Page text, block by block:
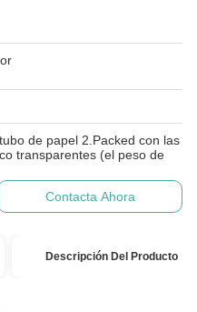
de papel 2.Packed con las
transparentes (el peso de
Contacta Ahora
Descripción Del Producto